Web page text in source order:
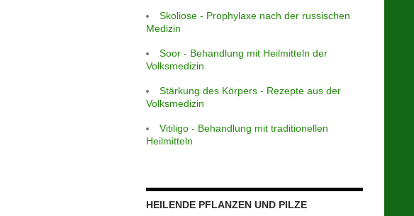
Skoliose - Prophylaxe nach der russischen
Medizin
Soor - Behandlung mit Heilmitteln der
Volksmedizin
Stärkung des Körpers - Rezepte aus der
Volksmedizin
Vitiligo - Behandlung mit traditionellen
Heilmitteln
HEILENDE PFLANZEN UND PILZE